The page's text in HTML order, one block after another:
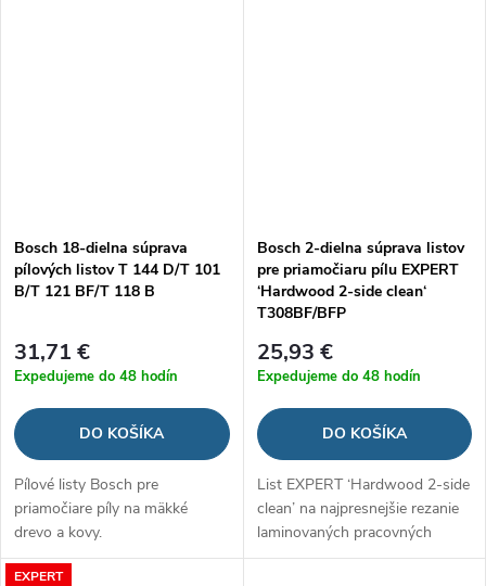
Bosch 18-dielna súprava
pílových listov T 144 D/T 101
B/T 121 BF/T 118 B
31,71 €
Expedujeme do 48 hodín
DO KOŠÍKA
Pílové listy Bosch pre
priamočiare píly na mäkké
drevo a kovy.
Bosch 2-dielna súprava listov
pre priamočiaru pílu EXPERT
‘Hardwood 2-side clean‘
T308BF/BFP
25,93 €
Expedujeme do 48 hodín
DO KOŠÍKA
List EXPERT ‘Hardwood 2-side
clean’ na najpresnejšie rezanie
laminovaných pracovných
dosiek bez trhania
EXPERT